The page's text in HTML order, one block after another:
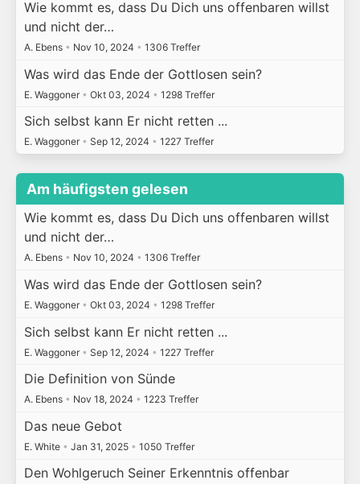
Wie kommt es, dass Du Dich uns offenbaren willst
und nicht der…
A. Ebens • Nov 10, 2024 • 1306 Treffer
Was wird das Ende der Gottlosen sein?
E. Waggoner • Okt 03, 2024 • 1298 Treffer
Sich selbst kann Er nicht retten ...
E. Waggoner • Sep 12, 2024 • 1227 Treffer
Am häufigsten gelesen
Wie kommt es, dass Du Dich uns offenbaren willst
und nicht der…
A. Ebens • Nov 10, 2024 • 1306 Treffer
Was wird das Ende der Gottlosen sein?
E. Waggoner • Okt 03, 2024 • 1298 Treffer
Sich selbst kann Er nicht retten ...
E. Waggoner • Sep 12, 2024 • 1227 Treffer
Die Definition von Sünde
A. Ebens • Nov 18, 2024 • 1223 Treffer
Das neue Gebot
E. White • Jan 31, 2025 • 1050 Treffer
Den Wohlgeruch Seiner Erkenntnis offenbar